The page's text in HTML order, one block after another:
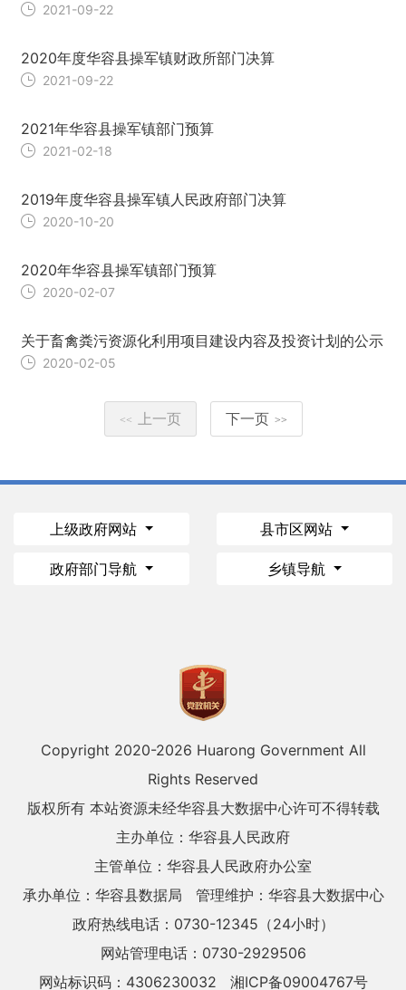
2021-09-22
2020年度华容县操军镇财政所部门决算
2021-09-22
2021年华容县操军镇部门预算
2021-02-18
2019年度华容县操军镇人民政府部门决算
2020-10-20
2020年华容县操军镇部门预算
2020-02-07
关于畜禽粪污资源化利用项目建设内容及投资计划的公示
2020-02-05
<< 上一页 下一页 >>
上级政府网站 县市区网站
政府部门导航 乡镇导航
Copyright 2020-2026 Huarong Government All
Rights Reserved
版权所有 本站资源未经华容县大数据中心许可不得转载
主办单位：华容县人民政府
主管单位：华容县人民政府办公室
承办单位：华容县数据局
管理维护：华容县大数据中心
政府热线电话：0730-12345（24小时）
网站管理电话：0730-2929506
网站标识码：4306230032
湘ICP备09004767号